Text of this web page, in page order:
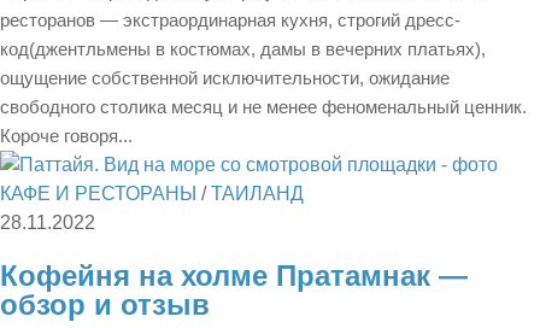
ресторанов — экстраординарная кухня, строгий дресс-
код(джентльмены в костюмах, дамы в вечерних платьях),
ощущение собственной исключительности, ожидание
свободного столика месяц и не менее феноменальный ценник.
Короче говоря...
КАФЕ И РЕСТОРАНЫ /ТАИЛАНД
28.11.2022
Кофейня на холме Пратамнак —
обзор и отзыв